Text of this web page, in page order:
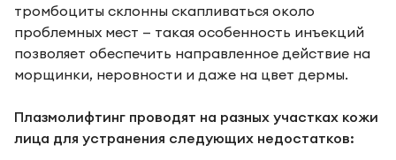
тромбоциты склонны скапливаться около
проблемных мест — такая особенность инъекций
позволяет обеспечить направленное действие на
морщинки, неровности и даже на цвет дермы.
Плазмолифтинг проводят на разных участках кожи
лица для устранения следующих недостатков: